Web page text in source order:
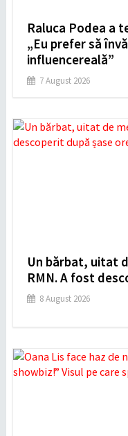
Raluca Podea a
„Eu prefer să
influencereală”
7 August 2026
Un bărbat, uitat
RMN. A fost
8 August 2026